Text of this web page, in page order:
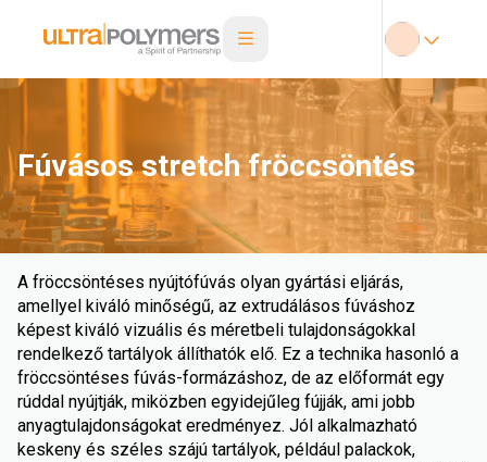
Fúvásos stretch fröccsöntés
A fröccsöntéses nyújtófúvás olyan gyártási eljárás,
amellyel kiváló minőségű, az extrudálásos fúváshoz
képest kiváló vizuális és méretbeli tulajdonságokkal
rendelkező tartályok állíthatók elő. Ez a technika hasonló a
fröccsöntéses fúvás-formázáshoz, de az előformát egy
rúddal nyújtják, miközben egyidejűleg fújják, ami jobb
anyagtulajdonságokat eredményez. Jól alkalmazható
keskeny és széles szájú tartályok, például palackok,